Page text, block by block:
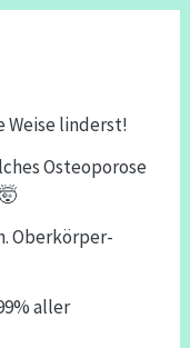
Weise linderst!
Osteoporose
Oberkörper-
aller